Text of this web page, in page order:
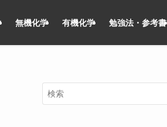
無機化学 有機化学 勉強法・参考書